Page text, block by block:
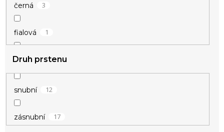
černá 3
fialová 1
modrá 2
oranžová
růžová 2
Druh prstenu
snubní 12
zásnubní 17